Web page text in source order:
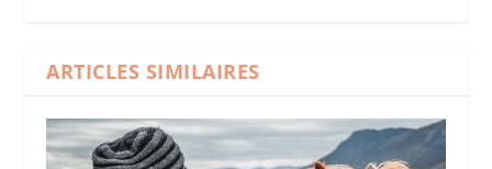
ARTICLES SIMILAIRES